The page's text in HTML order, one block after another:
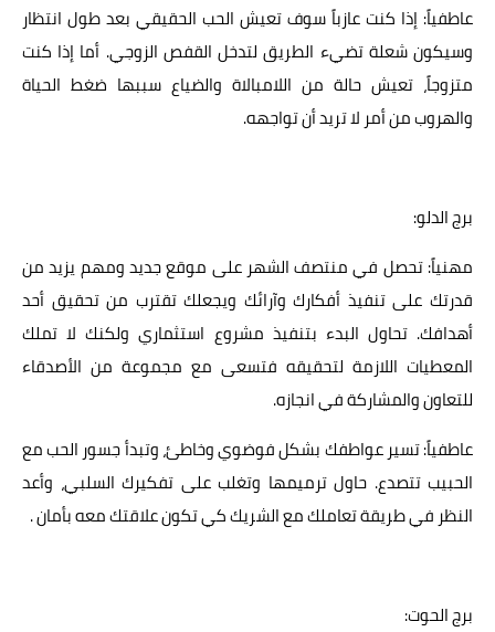
عاطفياً: إذا كنت عازباً سوف تعيش الحب الحقيقي بعد طول انتظار
وسيكون شعلة تضيء الطريق لتدخل القفص الزوجي. أما إذا كنت
متزوجاً، تعيش حالة من اللامبالاة والضياع سببها ضغط الحياة
والهروب من أمر لا تريد أن تواجهه.
برج الدلو:
مهنياً: تحصل في منتصف الشهر على موقع جديد ومهم يزيد من
قدرتك على تنفيذ أفكارك وآرائك ويجعلك تقترب من تحقيق أحد
أهدافك. تحاول البدء بتنفيذ مشروع استثماري ولكنك لا تملك
المعطيات اللازمة لتحقيقه فتسعى مع مجموعة من الأصدقاء
للتعاون والمشاركة في انجازه.
عاطفياً: تسير عواطفك بشكل فوضوي وخاطئ، وتبدأ جسور الحب مع
الحبيب تتصدع. حاول ترميمها وتغلب على تفكيرك السلبي، وأعد
النظر في طريقة تعاملك مع الشريك كي تكون علاقتك معه بأمان .
برج الحوت: